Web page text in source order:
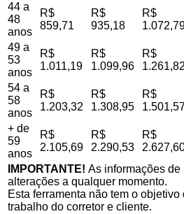
44 a
48
anos
R$
859,71
R$
935,18
R$
49 a
53
anos
R$
1.011,19
R$
1.099,96
R$
1.261,82
54 a
58
anos
R$
1.203,32
R$
1.308,95
R$
+ de
59
anos
R$
2.105,69
R$
2.290,53
R$
IMPORTANTE! As informações de
alterações a qualquer momento.
Esta ferramenta não tem o
trabalho do corretor e cliente.